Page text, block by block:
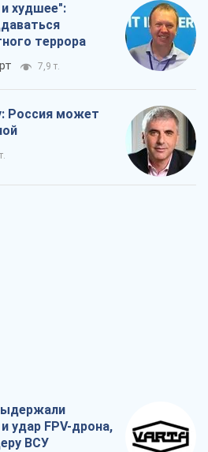
худшее":
террора
7,9 т.
Россия может
удар FPV-дрона,
ВСУ